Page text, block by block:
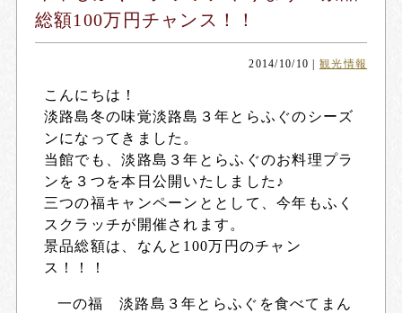
総額100万円チャンス！！
2014/10/10 | 観光情報
こんにちは！
淡路島冬の味覚淡路島３年とらふぐのシーズ
ンになってきました。
当館でも、淡路島３年とらふぐのお料理プラ
ンを３つを本日公開いたしました♪
三つの福キャンペーンととして、今年もふく
スクラッチが開催されます。
景品総額は、なんと100万円のチャン
ス！！！
一の福 淡路島３年とらふぐを食べてまん